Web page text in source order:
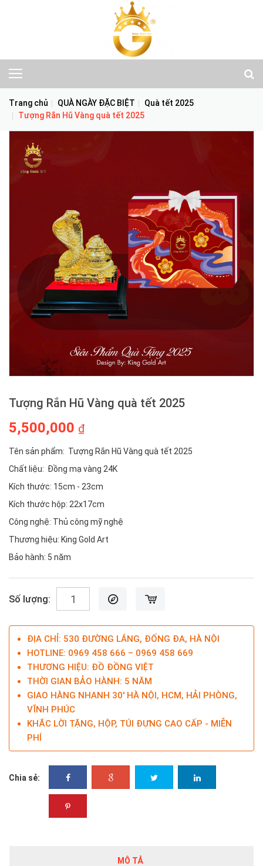
Trang chủ QUÀ NGÀY ĐẶC BIỆT
Quà tết 2025
Tượng Rắn Hũ Vàng quà tết 2025
Tượng Rắn Hũ Vàng quà tết 2025
5,500,000 ₫
Tên sản phẩm: Tượng Rắn Hũ Vàng quà tết 2025
Chất liệu: Đồng mạ vàng 24K
Kích thước: 15cm - 23cm
Kích thước hộp: 22x17cm
Công nghệ: Thủ công mỹ nghệ
Thương hiệu: King Gold Art
Bảo hành: 5 năm
Số lượng:
ĐỊA CHỈ: 530 ĐƯỜNG LÁNG, ĐỐNG ĐA, HÀ NỘI
HOTLINE: 0969 458 666 – 0969 458 669
THƯƠNG HIỆU: ĐỒ ĐỒNG VIỆT
THỜI GIAN BẢO HÀNH: 5 NĂM
GIAO HÀNG NHANH 30' HÀ NỘI, HCM, HẢI PHÒNG,
VĨNH PHÚC
KHẮC LỜI TẶNG, HỘP, TÚI ĐỰNG CAO CẤP - MIỄN
PHÍ
Chia sẻ:
MÔ TẢ